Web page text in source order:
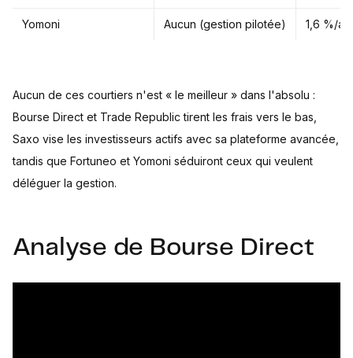
Yomoni Aucun (gestion pilotée) 1,6 %/an
Aucun de ces courtiers n'est « le meilleur » dans l'absolu :
Bourse Direct et Trade Republic tirent les frais vers le bas,
Saxo vise les investisseurs actifs avec sa plateforme avancée,
tandis que Fortuneo et Yomoni séduiront ceux qui veulent
déléguer la gestion.
Analyse de Bourse Direct